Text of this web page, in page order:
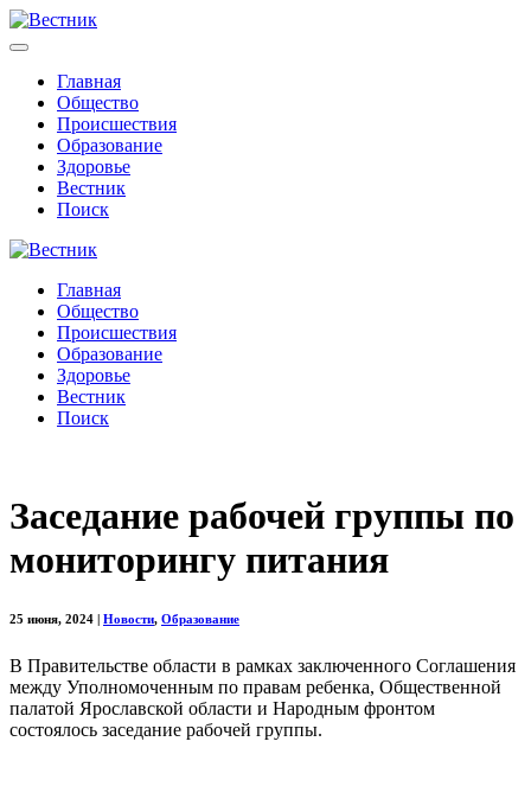
Главная
Общество
Происшествия
Образование
Здоровье
Вестник
Поиск
Главная
Общество
Происшествия
Образование
Здоровье
Вестник
Поиск
Заседание рабочей группы по
мониторингу питания
25 июня, 2024 Новости, Образование
В Правительстве области в рамках заключенного Соглашения
между Уполномоченным по правам ребенка, Общественной
палатой Ярославской области и Народным фронтом
состоялось заседание рабочей группы.